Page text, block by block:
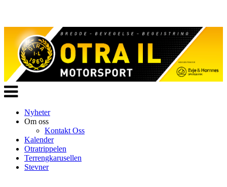
Veksle
navigasjon
Nyheter
Om oss
Kontakt Oss
Kalender
Otratrippelen
Terrengkarusellen
Stevner